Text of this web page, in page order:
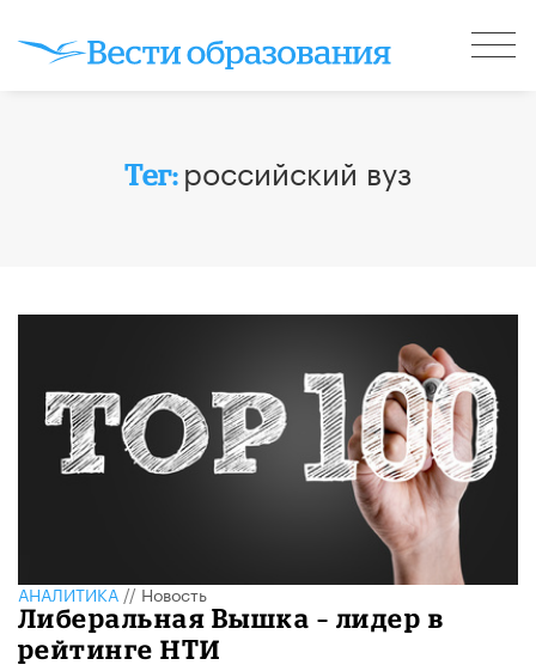
Тег: российский вуз
АНАЛИТИКА//Новость
Либеральная Вышка – лидер в
рейтинге НТИ